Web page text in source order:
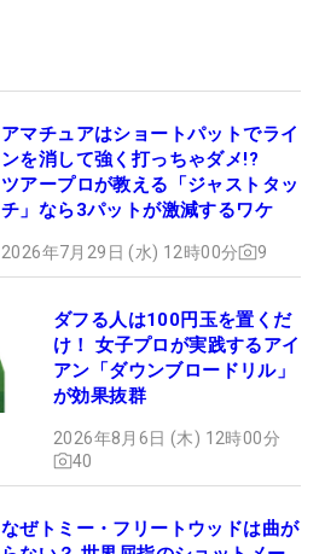
アマチュアはショートパットでライ
ンを消して強く打っちゃダメ!?
ツアープロが教える「ジャストタッ
チ」なら3パットが激減するワケ
2026年7月29日 (水) 12時00分 9
ダフる人は100円玉を置くだ
け！ 女子プロが実践するアイ
アン「ダウンブロードリル」
が効果抜群
2026年8月6日 (木) 12時00分
40
なぜトミー・フリートウッドは曲が